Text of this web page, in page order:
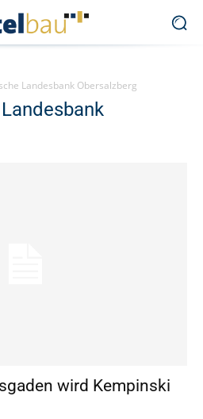
Landesbank Obersalzberg
wird Kempinski